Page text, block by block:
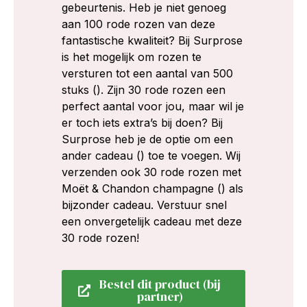
gebeurtenis. Heb je niet genoeg
aan 100 rode rozen van deze
fantastische kwaliteit? Bij Surprose
is het mogelijk om rozen te
versturen tot een aantal van 500
stuks (). Zijn 30 rode rozen een
perfect aantal voor jou, maar wil je
er toch iets extra’s bij doen? Bij
Surprose heb je de optie om een
ander cadeau () toe te voegen. Wij
verzenden ook 30 rode rozen met
Moët & Chandon champagne () als
bijzonder cadeau. Verstuur snel
een onvergetelijk cadeau met deze
30 rode rozen!
Bestel dit product (bij
partner)